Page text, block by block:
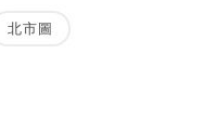
北市圖